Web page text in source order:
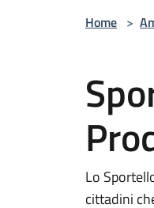
Home >
Lo
cittadini